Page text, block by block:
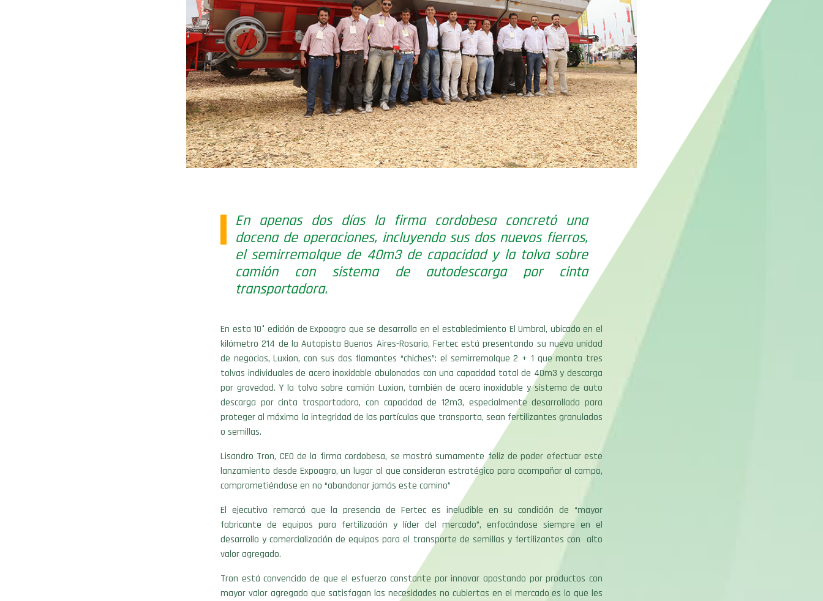
En apenas dos días la firma cordobesa concretó una
docena de operaciones, incluyendo sus dos nuevos fierros,
el semirremolquede 40m3 de capacidad y la tolva sobre
camión con sistema de autodescarga por cinta
transportadora.
En esta 10° edición de Expoagro que se desarrolla en el establecimiento El Umbral, ubicado en el
kilómetro 214 de la Autopista Buenos Aires-Rosario, Fertec está presentando su nueva unidad
de negocios, Luxion, con sus dos flamantes “chiches”: el semirremolque 2 + 1 que monta tres
tolvas individuales de acero inoxidable abulonadas con una capacidad total de 40m3 y descarga
por gravedad. Y la tolva sobre camión Luxion, también de acero inoxidable y sistema de auto
descarga por cinta trasportadora, con capacidad de 12m3, especialmente desarrollada para
proteger al máximo la integridad de las partículas que transporta, sean fertilizantes granulados
o semillas.
Lisandro Tron, CEO de la firma cordobesa, se mostró sumamente feliz de poder efectuar este
lanzamiento desde Expoagro, un lugar al que consideran estratégico para acompañar al campo,
comprometiéndose en no “abandonar jamás este camino”
El ejecutivo remarcó que la presencia de Fertec es ineludible en su condición de “mayor
fabricante de equipos para fertilización y líder del mercado”, enfocándose siempre en el
desarrollo y comercialización de equipos para el transporte de semillas y fertilizantes con alto
valor agregado.
Tron está convencido de que el esfuerzo constante por innovar apostando por productos con
mayor valor agregado que satisfagan las necesidades no cubiertas en el mercado es lo que les